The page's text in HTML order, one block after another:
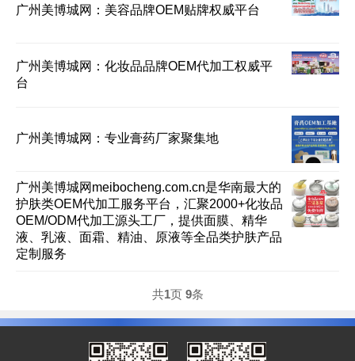
广州美博城网：美容品牌OEM贴牌权威平台
广州美博城网：化妆品品牌OEM代加工权威平
台
广州美博城网：专业膏药厂家聚集地
广州美博城网meibocheng.com.cn是华南最大的
护肤类OEM代加工服务平台，汇聚2000+化妆品
OEM/ODM代加工源头工厂，提供面膜、精华
液、乳液、面霜、精油、原液等全品类护肤产品
定制服务
共1页 9条